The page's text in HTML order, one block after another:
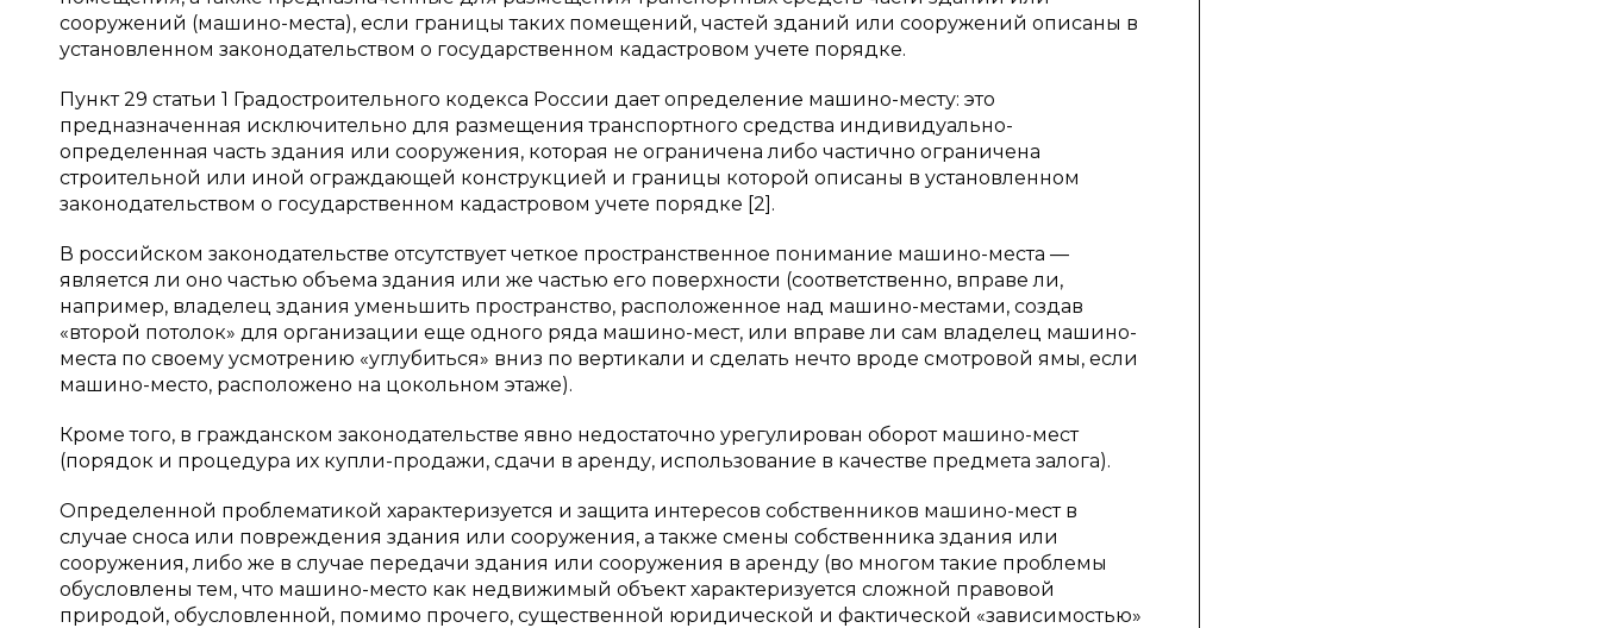
сооружений (машино-места), если границы таких помещений, частей зданий или сооружений описаны в
установленном законодательством о государственном кадастровом учете порядке.
Пункт 29 статьи 1 Градостроительного кодекса России дает определение машино-месту: это
предназначенная исключительно для размещения транспортного средства индивидуально-
определенная часть здания или сооружения, которая не ограничена либо частично ограничена
строительной или иной ограждающей конструкцией и границы которой описаны в установленном
законодательством о государственном кадастровом учете порядке [2].
В российском законодательстве отсутствует четкое пространственное понимание машино-места —
является ли оно частью объема здания или же частью его поверхности (соответственно, вправе ли,
например, владелец здания уменьшить пространство, расположенное над машино-местами, создав
«второй потолок» для организации еще одного ряда машино-мест, или вправе ли сам владелец машино-
места по своему усмотрению «углубиться» вниз по вертикали и сделать нечто вроде смотровой ямы, если
машино-место, расположено на цокольном этаже).
Кроме того, в гражданском законодательстве явно недостаточно урегулирован оборот машино-мест
(порядок и процедура их купли-продажи, сдачи в аренду, использование в качестве предмета залога).
Определенной проблематикой характеризуется и защита интересов собственников машино-мест в
случае сноса или повреждения здания или сооружения, а также смены собственника здания или
сооружения, либо же в случае передачи здания или сооружения в аренду (во многом такие проблемы
обусловлены тем, что машино-место как недвижимый объект характеризуется сложной правовой
природой, обусловленной, помимо прочего, существенной юридической и фактической «зависимостью»